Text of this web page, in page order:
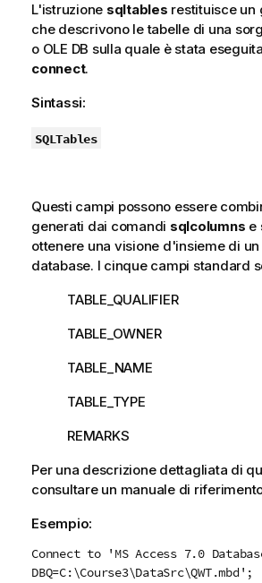
L'istruzione sqltables restituisce un
che descrivono le tabelle di una
o OLE DB sulla quale è stata
connect.
Sintassi:
SQLTables
Questi campi possono essere
generati dai comandi sqlcolumns e
ottenere una visione d'insieme di
database. I cinque campi standard
TABLE_QUALIFIER
TABLE_OWNER
TABLE_NAME
TABLE_TYPE
REMARKS
Per una descrizione dettagliata di
consultare un manuale di
Esempio:
Connect to 'MS Access 7.0
DBQ=C:\Course3\DataSrc\QWT.mbd';